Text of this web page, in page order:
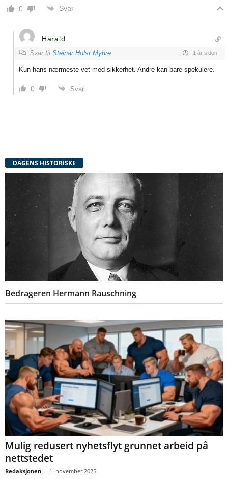
0 Svar
Harald
Svar til Steinar Holst Myhre 1 år siden
Kun hans nærmeste vet med sikkerhet. Andre kan bare spekulere.
0 Svar
DAGENS HISTORISKE
Bedrageren Hermann Rauschning
Mulig redusert nyhetsflyt grunnet arbeid på
nettstedet
Redaksjonen - 1. november 2025